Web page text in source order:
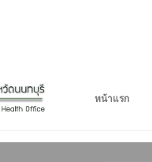
หน้าแรก